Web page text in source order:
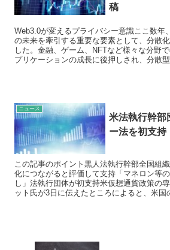
稿
Web3.0が変えるプライバシー意識ここ数年
の未来を牽引する重要な要素として、分散
した。金融、ゲーム、NFTなど様々な分野
プリケーションの成長に後押しされ、分散型
ニュース
米法執行幹部
ー法を初支持
この記事のポイント黒人法執行幹部全国組
化につながると評価して支持「マネロン等
し」法執行団体が初支持米仮想通貨政策の
ット氏が3日に伝えたところによると、米